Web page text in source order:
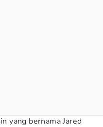
yang bernama Jared